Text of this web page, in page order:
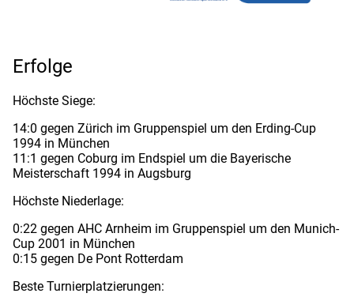
Erfolge
Höchste Siege:
14:0 gegen Zürich im Gruppenspiel um den Erding-Cup
1994 in München
11:1 gegen Coburg im Endspiel um die Bayerische
Meisterschaft 1994 in Augsburg
Höchste Niederlage:
0:22 gegen AHC Arnheim im Gruppenspiel um den Munich-
Cup 2001 in München
0:15 gegen De Pont Rotterdam
Beste Turnierplatzierungen: